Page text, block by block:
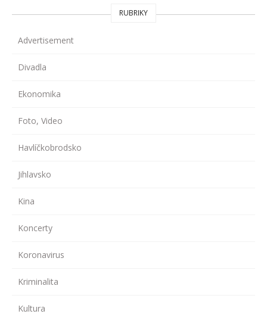
RUBRIKY
Advertisement
Divadla
Ekonomika
Foto, Video
Havlíčkobrodsko
Jihlavsko
Kina
Koncerty
Koronavirus
Kriminalita
Kultura